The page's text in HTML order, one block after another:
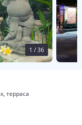
1 /36
терраса